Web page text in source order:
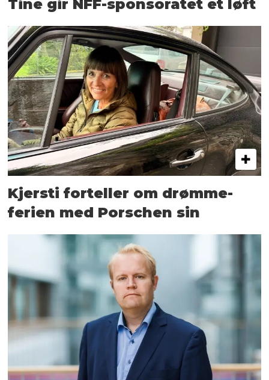
Tine gir NFF-sponsoratet et løft
Kjersti forteller om drømme­
ferien med Porschen sin